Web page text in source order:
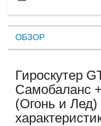
ОБЗОР
Гироскутер
Самобаланс
(Огонь и